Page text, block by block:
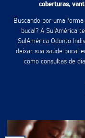
coberturas,
Buscando por uma
bucal? A SulAmérica
SulAmérica Odonto
deixar sua saúde bucal
como consultas de